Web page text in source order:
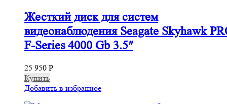
Жесткий диск для систем
видеонаблюдения Seagate Skyhawk
F-Series 4000 Gb 3.5″
25 950 Р
Купить
Добавить в избранное